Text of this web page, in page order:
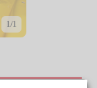
1/1